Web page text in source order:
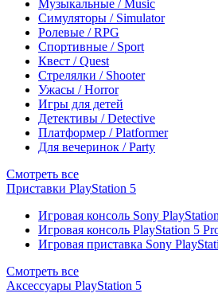
Музыкальные / Music
Симуляторы / Simulator
Ролевые / RPG
Спортивные / Sport
Квест / Quest
Стрелялки / Shooter
Ужасы / Horror
Игры для детей
Детективы / Detective
Платформер / Platformer
Для вечеринок / Party
Смотреть все
Приставки PlayStation 5
Игровая консоль Sony
Игровая консоль PlayStation 5
Игровая приставка Sony
Смотреть все
Аксессуары PlayStation 5